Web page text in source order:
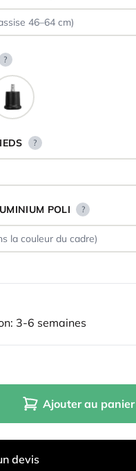
?
?
POLI ?
3-6 semaines
Ajouter au panier
devis